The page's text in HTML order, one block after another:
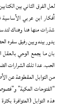
لعل الفرق الثاني بين
أفكار ابن عربي
شذرات منها هنا وهناك
يدور بينه وبين رفيق سفره
بان ما يجمع الوحي بالعقل
الحب. عدا تلك الشرارات
من التوابل المقطوعة عن
“الفتوحات المكية”
هذه التوابل (المتوافرة